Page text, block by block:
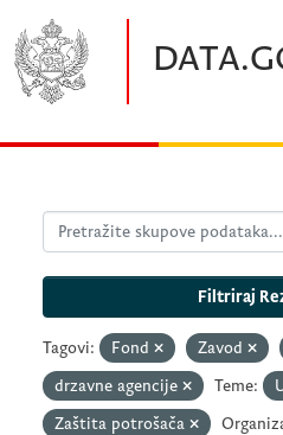
Filtriraj
Tagovi: Fond Zavod
drzavne agencije
Teme:
Zaštita potrošača